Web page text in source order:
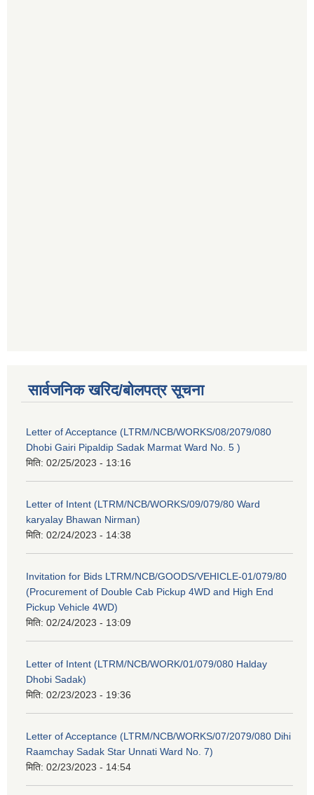
सार्वजनिक खरिद/बोलपत्र सूचना
Letter of Acceptance (LTRM/NCB/WORKS/08/2079/080
Dhobi Gairi Pipaldip Sadak Marmat Ward No. 5 )
मिति: 02/25/2023 - 13:16
Letter of Intent (LTRM/NCB/WORKS/09/079/80 Ward
karyalay Bhawan Nirman)
मिति: 02/24/2023 - 14:38
Invitation for Bids LTRM/NCB/GOODS/VEHICLE-01/079/80
(Procurement of Double Cab Pickup 4WD and High End
Pickup Vehicle 4WD)
मिति: 02/24/2023 - 13:09
Letter of Intent (LTRM/NCB/WORK/01/079/080 Halday
Dhobi Sadak)
मिति: 02/23/2023 - 19:36
Letter of Acceptance (LTRM/NCB/WORKS/07/2079/080 Dihi
Raamchay Sadak Star Unnati Ward No. 7)
मिति: 02/23/2023 - 14:54